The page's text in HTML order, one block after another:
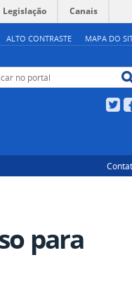
ALTO CONTRASTE MAPA DO
Legislação Canais
no portal
para